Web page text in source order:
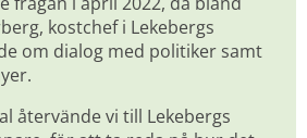
kostchef i Lekebergs
om dialog med politiker samt
återvände vi till Lekebergs